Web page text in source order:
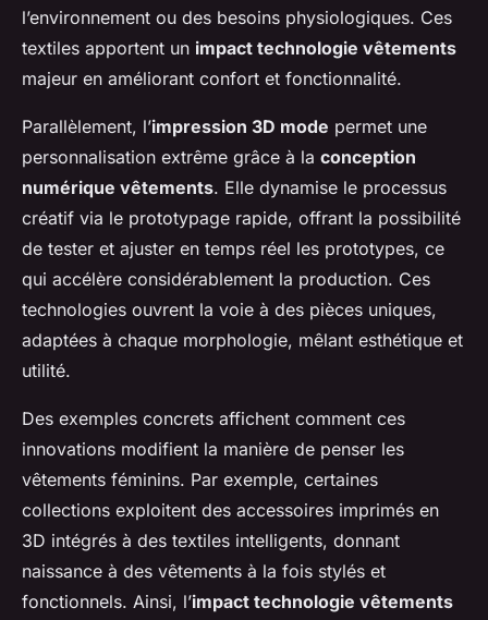
l’environnement ou des besoins physiologiques. Ces
textiles apportent un impact technologie vêtements
majeur en améliorant confort et fonctionnalité.
Parallèlement, l’impression 3D mode permet une
personnalisation extrême grâce à la conception
numérique vêtements. Elle dynamise le processus
créatif via le prototypage rapide, offrant la possibilité
de tester et ajuster en temps réel les prototypes, ce
qui accélère considérablement la production. Ces
technologies ouvrent la voie à des pièces uniques,
adaptées à chaque morphologie, mêlant esthétique et
utilité.
Des exemples concrets affichent comment ces
innovations modifient la manière de penser les
vêtements féminins. Par exemple, certaines
collections exploitent des accessoires imprimés en
3D intégrés à des textiles intelligents, donnant
naissance à des vêtements à la fois stylés et
fonctionnels. Ainsi, l’impact technologie vêtements